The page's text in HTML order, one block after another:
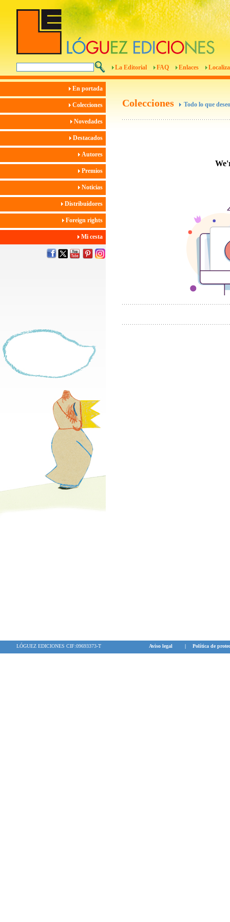
La Editorial FAQ Enlaces
En portada
Colecciones
Novedades
Destacados
Autores
Premios
Noticias
Distribuidores
Foreign rights
Mi cesta
Colecciones Todo lo que
LÓGUEZ EDICIONES CIF:09693373-T Aviso legal | Política de